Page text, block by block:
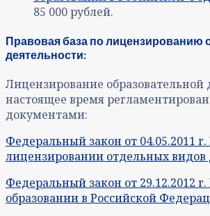
85 000 рублей.
Правовая база по лицензированию
деятельности:
Лицензирование образовательной
настоящее время
документами:
Федеральный закон от 04.05.2011
лицензировании отдельных видов
Федеральный закон от 29.12.2012
образовании в Российской